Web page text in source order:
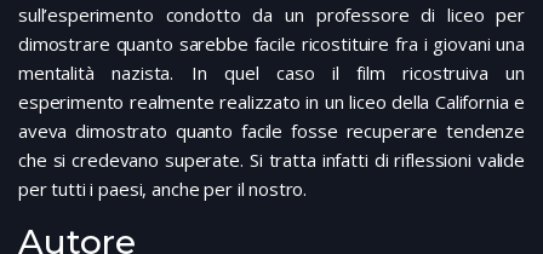
sull’esperimento condotto da un professore di liceo per
dimostrare quanto sarebbe facile ricostituire fra i giovani una
mentalità nazista. In quel caso il film ricostruiva un
esperimento realmente realizzato in un liceo della California e
aveva dimostrato quanto facile fosse recuperare tendenze
che si credevano superate. Si tratta infatti di riflessioni valide
per tutti i paesi, anche per il nostro.
Autore